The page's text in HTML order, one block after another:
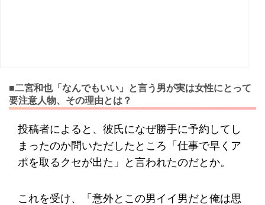
■二宮和也「なんでもいい」と言う男が実は女性にとって
要注意人物、その理由とは？
投稿者によると、彼氏になぜ勝手に予約してし
まったのか問いただしたところ「仕事で早くア
ポを取るクセが出た」と言われたのだとか。
これを受け、「意外とこの男イイ男だと俺は思